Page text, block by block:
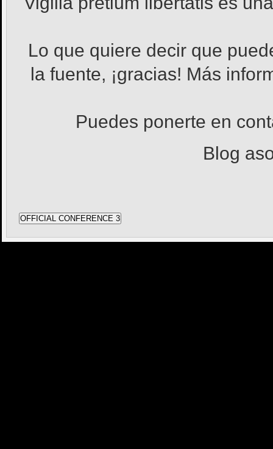
Lo que quiere decir que
la fuente, ¡gracias! Más
Puedes ponerte en
Blog
OFFICIAL CONFERENCE 3